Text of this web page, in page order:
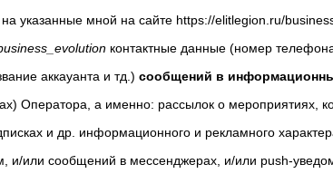
на указанные мной на сайте https://elitlegion.ru/
контактные данные (номер
аккауанта и тд.) сообщений в
Оператора, а именно: рассылок о мероприятиях,
и др. информационного и рекламного
и/или сообщений в мессенджерах, и/или push-